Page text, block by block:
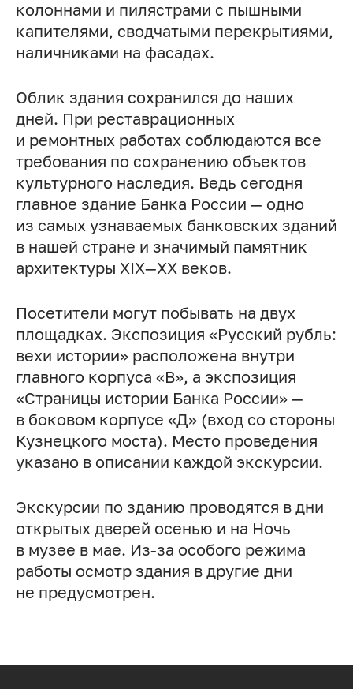
колоннами и пилястрами с пышными
капителями, сводчатыми перекрытиями,
наличниками на фасадах.
Облик здания сохранился до наших
дней. При реставрационных
и ремонтных работах соблюдаются все
требования по сохранению объектов
культурного наследия. Ведь сегодня
главное здание Банка России — одно
из самых узнаваемых банковских зданий
в нашей стране и значимый памятник
архитектуры XIX—XX веков.
Посетители могут побывать на двух
площадках. Экспозиция «Русский рубль:
вехи истории» расположена внутри
главного корпуса «В», а экспозиция
«Страницы истории Банка России» —
в боковом корпусе «Д» (вход со стороны
Кузнецкого моста). Место проведения
указано в описании каждой экскурсии.
Экскурсии по зданию проводятся в дни
открытых дверей осенью и на Ночь
в музее в мае. Из-за особого режима
работы осмотр здания в другие дни
не предусмотрен.